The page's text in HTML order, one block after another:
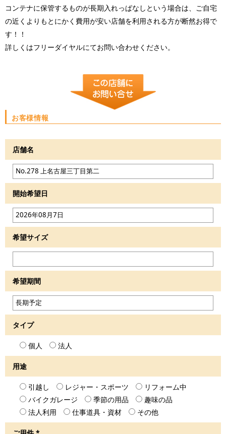
コンテナに保管するものが長期入れっぱなしという場合は、ご自宅
の近くよりもとにかく費用が安い店舗を利用される方が断然お得で
す！！
詳しくはフリーダイヤルにてお問い合わせください。
お客様情報
店舗名
開始希望日
希望サイズ
希望期間
タイプ
個人 法人
用途
引越し レジャー・スポーツ
リフォーム中
バイクガレージ
季節の用品
趣味の品
法人利用
仕事道具・資材 その他